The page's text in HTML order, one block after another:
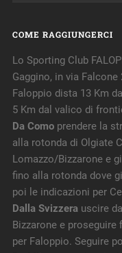
COME RAGGIUNGERCI
Lo Sporting Club
Gaggino, in via Falcone
Faloppio dista 13 Km
5 Km dal valico di
Da Comoprendere la
alla rotonda di Olgiate
Lomazzo/Bizzarone e
fino alla rotonda dove
poi le indicazioni per
Dalla Svizzerauscire
Bizzarone e
per Faloppio. Seguire